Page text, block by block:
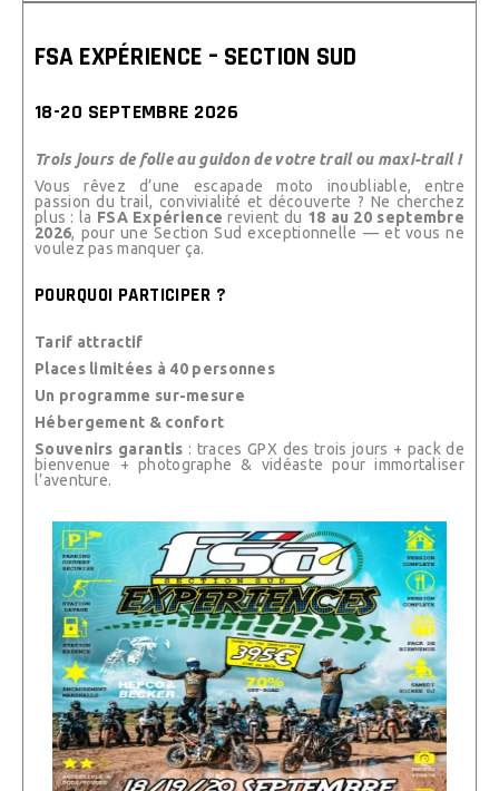
FSA EXPÉRIENCE – SECTION SUD
18-20 SEPTEMBRE 2026
Trois jours de folie au guidon de votre trail ou maxi-trail !
Vous rêvez d’une escapade moto inoubliable, entre
passion du trail, convivialité et découverte ? Ne cherchez
plus : la FSA Expérience revient du 18 au 20 septembre
2026, pour une Section Sud exceptionnelle — et vous ne
voulez pas manquer ça.
POURQUOI PARTICIPER ?
Tarif attractif
Places limitées à 40 personnes
Un programme sur-mesure
Hébergement & confort
Souvenirs garantis : traces GPX des trois jours + pack de
bienvenue + photographe & vidéaste pour immortaliser
l’aventure.